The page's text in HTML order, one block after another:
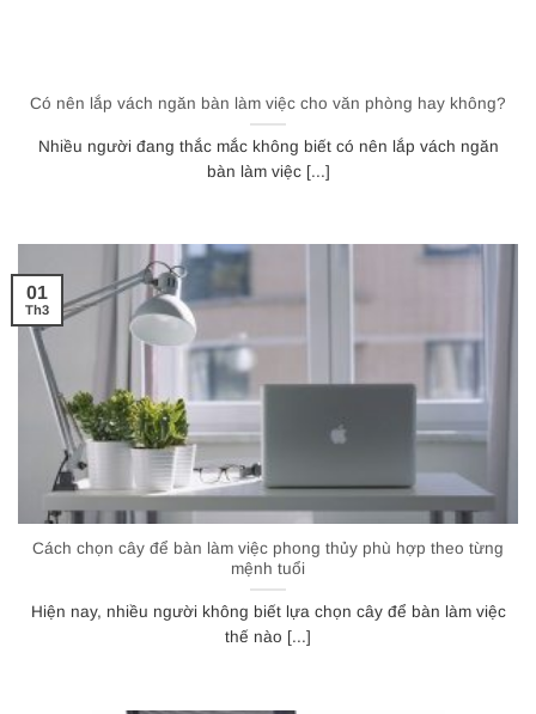
Có nên lắp vách ngăn bàn làm việc cho văn phòng hay không?
Nhiều người đang thắc mắc không biết có nên lắp vách ngăn
bàn làm việc [...]
Cách chọn cây để bàn làm việc phong thủy phù hợp theo từng
mệnh tuổi
Hiện nay, nhiều người không biết lựa chọn cây để bàn làm việc
thế nào [...]
01
Th3